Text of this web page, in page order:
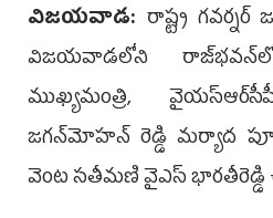
విజ‌య‌వాడ‌: రాష్ట్ర గవర్నర్‌
విజయవాడలోని
ముఖ్యమంత్రి,
జగన్‌మోహన్‌ రెడ్డి మర్యాద
వెంట సతీమణి వైఎస్‌ భారతీరెడ్డి